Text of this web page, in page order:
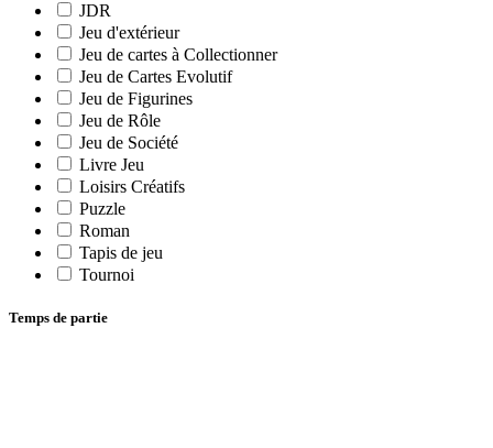
JDR
Jeu d'extérieur
Jeu de cartes à Collectionner
Jeu de Cartes Evolutif
Jeu de Figurines
Jeu de Rôle
Jeu de Société
Livre Jeu
Loisirs Créatifs
Puzzle
Roman
Tapis de jeu
Tournoi
Temps de partie